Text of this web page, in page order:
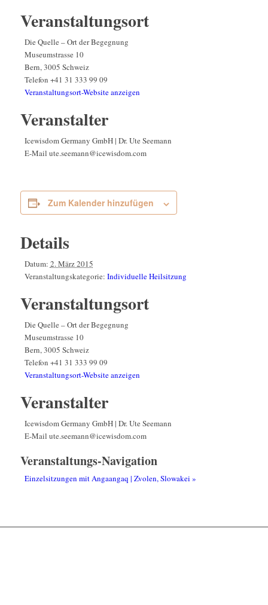
Veranstaltungsort
Die Quelle – Ort der Begegnung
Museumstrasse 10
Bern,3005 Schweiz
Telefon +41 31 333 99 09
Veranstaltungsort-Website anzeigen
Veranstalter
Icewisdom Germany GmbH | Dr. Ute Seemann
E-Mail ute.seemann@icewisdom.com
Zum Kalender hinzufügen
Details
Datum: 2. März 2015
Veranstaltungskategorie: Individuelle Heilsitzung
Veranstaltungsort
Die Quelle – Ort der Begegnung
Museumstrasse 10
Bern,3005 Schweiz
Telefon +41 31 333 99 09
Veranstaltungsort-Website anzeigen
Veranstalter
Icewisdom Germany GmbH | Dr. Ute Seemann
E-Mail ute.seemann@icewisdom.com
Veranstaltungs-Navigation
Einzelsitzungen mit Angaangaq | Zvolen, Slowakei »